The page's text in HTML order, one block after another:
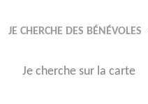
JE CHERCHE DES BÉNÉVOLES
Je cherche sur la carte